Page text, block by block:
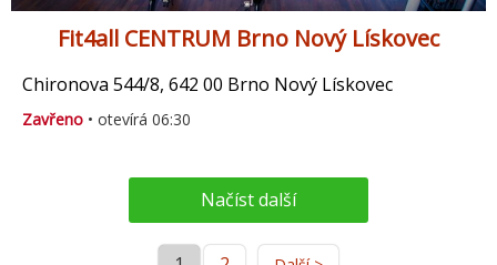
Fit4all CENTRUM Brno Nový Lískovec
Chironova 544/8, 642 00 Brno Nový Lískovec
Zavřeno • otevírá 06:30
Načíst další